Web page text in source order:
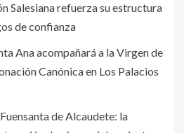
Salesiana refuerza su estructura
de confianza
Ana acompañará a la Virgen de
Canónica en Los Palacios
de Alcaudete: la